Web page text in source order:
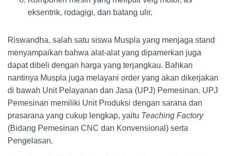
eksentrik, rodagigi, dan batang ulir.
Riswandha, salah satu siswa Muspla yang menjaga stand
menyampaikan bahwa alat-alat yang dipamerkan juga
dapat dibeli dengan harga yang terjangkau. Bahkan
nantinya Muspla juga melayani order yang akan dikerjakan
di bawah Unit Pelayanan dan Jasa (UPJ) Pemesinan. UPJ
Pemesinan memiliki Unit Produksi dengan sarana dan
prasarana yang cukup lengkap, yaitu Teaching Factory
(Bidang Pemesinan CNC dan Konvensional) serta
Pengelasan.